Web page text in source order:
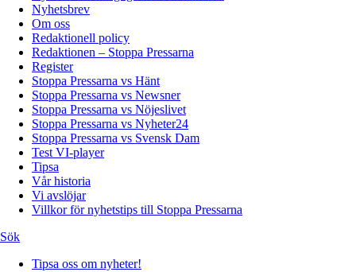
Nyhetsbrev
Om oss
Redaktionell policy
Redaktionen – Stoppa Pressarna
Register
Stoppa Pressarna vs Hänt
Stoppa Pressarna vs Newsner
Stoppa Pressarna vs Nöjeslivet
Stoppa Pressarna vs Nyheter24
Stoppa Pressarna vs Svensk Dam
Test VI-player
Tipsa
Vår historia
Vi avslöjar
Villkor för nyhetstips till Stoppa Pressarna
Sök
Tipsa oss om nyheter!